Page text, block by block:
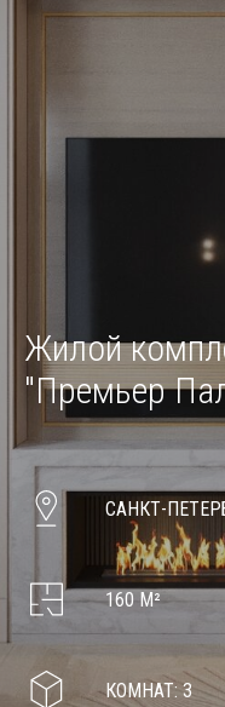
Жилой
"Премьер
САНКТ-
160 М²
КОМНАТ: 3